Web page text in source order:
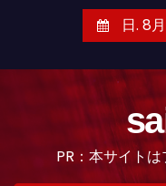
日. 8
PR：本サイト